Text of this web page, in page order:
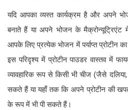
यदि आपका व्यस्त कार्यक्रम है और अपने
बनाते हैं या अपने भोजन के मैक्रोन्यूट्रिएंट
आपके लिए प्रत्येक भोजन में पर्याप्त प्रोटीन
इस परिदृश्य में प्रोटीन पाउडर वास्तव में
व्यावहारिक रूप से किसी भी चीज (जैसे
सकते हैं या यहाँ तक कि अपने प्रोटीन की
के रूप में भी पी सकते हैं।